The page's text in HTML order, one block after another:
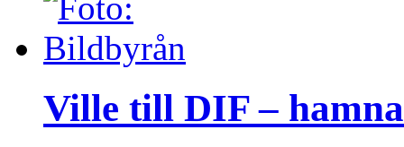
Ville till DIF –